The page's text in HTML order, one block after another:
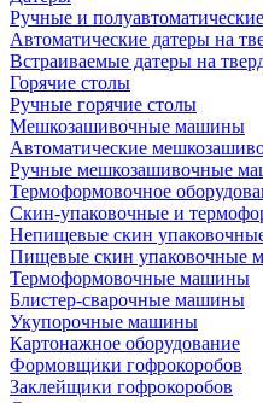
Ручные и
Автоматические датеры на
Встраиваемые датеры на
Горячие столы
Ручные горячие столы
Мешкозашивочные машины
Автоматические
Ручные мешкозашивочные
Термоформовочное
Скин-упаковочные и
Непищевые скин
Пищевые скин упаковочные
Термоформовочные машины
Блистер-сварочные машины
Укупорочные машины
Картонажное оборудование
Формовщики гофрокоробов
Заклейщики гофрокоробов